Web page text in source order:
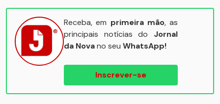
Receba, em primeira mão, as
principais notícias do Jornal
da Novano seu WhatsApp!
Inscrever-se